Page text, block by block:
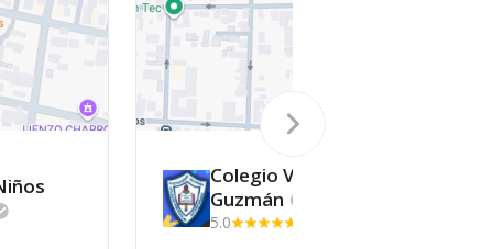
Colegio Victoriano
Guzmán
5.0